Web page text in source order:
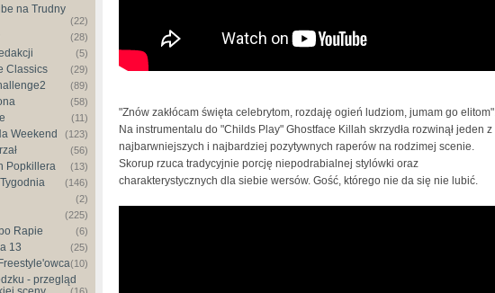
na Trudny
(22)
(28)
(5)
Classics (29)
(89)
(58)
(11)
Weekend (123)
(56)
Popkillera (13)
(146)
(2)
(225)
Rapie (6)
13 (25)
(10)
- przegląd
"Znów zakłócam święta celebrytom, rozdaję ogień ludziom, jumam go elitom".
Na instrumentalu do "Childs Play" Ghostface Killah skrzydła rozwinął jeden z
najbarwniejszych i najbardziej pozytywnych raperów na rodzimej scenie.
Skorup rzuca tradycyjnie porcję niepodrabialnej stylówki oraz
charakterystycznych dla siebie wersów. Gość, którego nie da się nie lubić.